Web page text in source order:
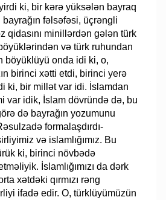
ki, bir kərə yüksələn bayraq
fəlsəfəsi, üçrəngli
qidasını minillərdən gələn türk
və türk ruhundan
böyüklüyü onda idi ki, o,
birinci xətti etdi, birinci yerə
ki, bir millət var idi. İslamdan
var idik, İslam dövründə də, bu
də bayrağın yozumunu
formalaşdırdı-
və islamlığımız. Bu
ki, birinci növbədə
İslamlığımızı da dərk
xətdəki qırmızı rəng
ifadə edir. O, türklüyümüzün